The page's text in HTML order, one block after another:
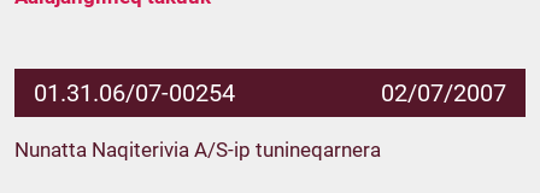
01.31.06/07-00254 02/07/2007
Nunatta Naqiterivia A/S-ip tunineqarnera